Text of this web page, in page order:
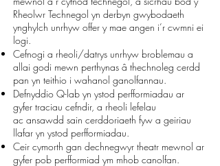
Rheolwr Technegol yn derbyn gwybodaeth
ynghylch unrhyw offer y mae angen i’r cwmni ei
logi.
Cefnogi a rheoli/datrys unrhyw broblemau a
allai godi mewn perthynas â thechnoleg cerdd
pan yn teithio i wahanol ganolfannau.
Defnyddio Q-lab yn ystod perfformiadau ar
gyfer traciau cefndir, a rheoli lefelau
ac ansawdd sain cerddoriaeth fyw a geiriau
llafar yn ystod perfformiadau.
Ceir cymorth gan dechnegwyr theatr mewnol ar
gyfer pob perfformiad ym mhob canolfan.